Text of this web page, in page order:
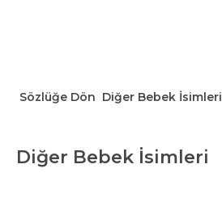
Sözlüğe Dön Diğer Bebek İsimleri
Diğer Bebek İsimleri